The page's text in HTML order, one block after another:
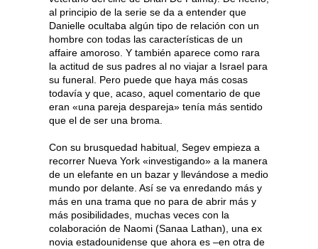
al principio de la serie se da a entender que
Danielle ocultaba algún tipo de relación con un
hombre con todas las características de un
affaire amoroso. Y también aparece como rara
la actitud de sus padres al no viajar a Israel para
su funeral. Pero puede que haya más cosas
todavía y que, acaso, aquel comentario de que
eran «una pareja despareja» tenía más sentido
que el de ser una broma.
Con su brusquedad habitual, Segev empieza a
recorrer Nueva York «investigando» a la manera
de un elefante en un bazar y llevándose a medio
mundo por delante. Así se va enredando más y
más en una trama que no para de abrir más y
más posibilidades, muchas veces con la
colaboración de Naomi (Sanaa Lathan), una ex
novia estadounidense que ahora es –en otra de